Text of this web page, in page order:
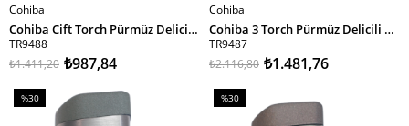
SEPETE EKLE
Cohiba
Cohiba Çift Torch Pürmüz Delicili Gold Metal Puro Çakmağı
TR9488
₺987,84
₺1.411,20
SEPETE EKLE
Cohiba
Cohiba 3 Torch Pürmüz Delicili Siyah Beyaz Nokta Desenli Metal Puro Çakmağı
TR9487
₺1.481,76
₺2.116,80
%30
%30